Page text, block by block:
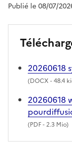
Publié le 08/07/
20260618
(DOCX - 48.4
20260618
(PDF- 2.3 Mio)